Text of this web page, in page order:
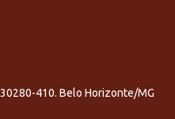
410. Belo Horizonte/MG